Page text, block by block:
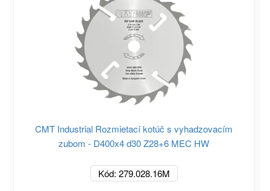
CMT Industrial Rozmietací kotúč s vyhadzovacím
zubom - D400x4 d30 Z28+6 MEC HW
Kód: 279.028.16M